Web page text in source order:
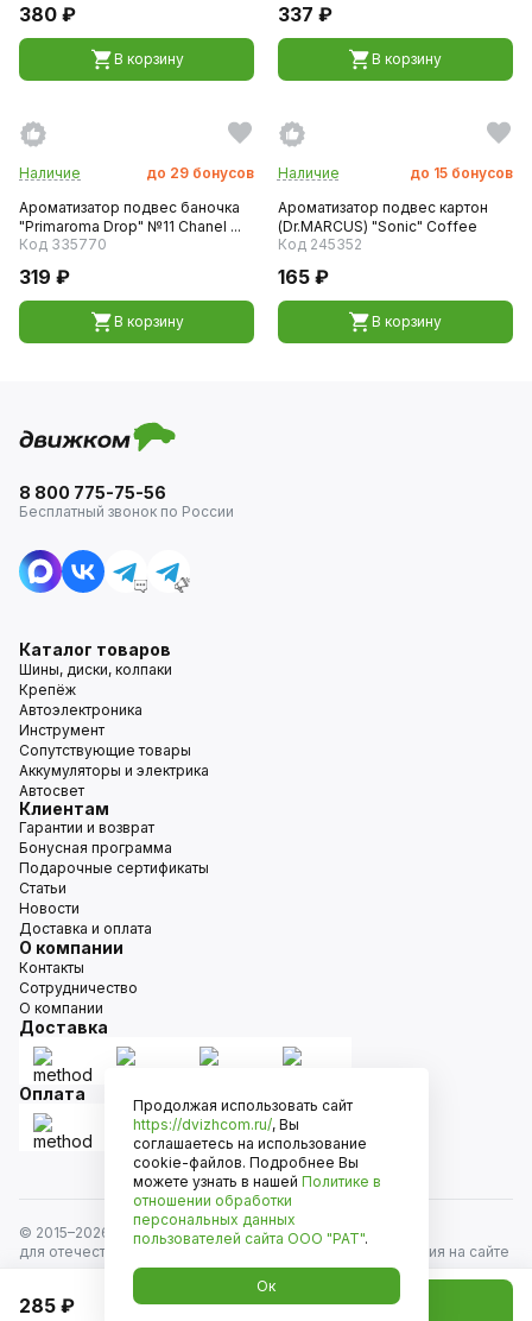
380 ₽
В корзину
337 ₽
В корзину
Наличие до 29 бонусов
Ароматизатор подвес баночка
"Primaroma Drop" №11 Chanel ...
Код 335770
319 ₽
В корзину
Наличие до 15 бонусов
Ароматизатор подвес картон
(Dr.MARCUS) "Sonic" Coffee
Код 245352
165 ₽
В корзину
285 ₽ Добавить в корзину
8 800 775-75-56
Бесплатный звонок по России
Каталог товаров
Шины, диски, колпаки
Крепёж
Автоэлектроника
Инструмент
Сопутствующие товары
Аккумуляторы и электрика
Автосвет
Клиентам
Гарантии и возврат
Бонусная программа
Подарочные сертификаты
Статьи
Новости
Доставка и оплата
О компании
Контакты
Сотрудничество
О компании
Доставка
Оплата
© 2015–2026
Движком — сеть магазинов автозапчастей
для отечественных автомобилей и иномарок. Информация на сайте
носит исключительно информационный характер и не является
публичной офертой, определяемой положениями
ст. 437 Гражданского кодекса РФ. Все права защищены.
Продолжая использовать сайт
https://dvizhcom.ru/, Вы
соглашаетесь на использование
cookie-файлов. Подробнее Вы
можете узнать в нашей Политике в
отношении обработки
персональных данных
пользователей сайта ООО "РАТ".
Ок